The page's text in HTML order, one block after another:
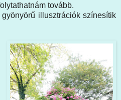
tovább.
illusztrációk színesítik